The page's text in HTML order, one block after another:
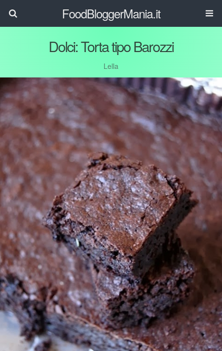
FoodBloggerMania.it
Dolci: Torta tipo Barozzi
Lella